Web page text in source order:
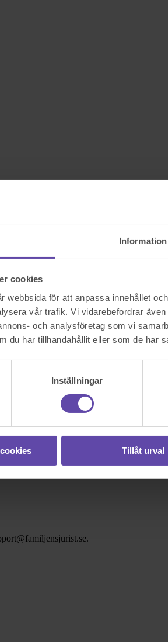
Information
cookies
webbsida för att anpassa innehållet
vår trafik. Vi vidarebefordrar
och analysföretag som vi
du har tillhandahållit eller som de har
Inställningar
Tillåt urval